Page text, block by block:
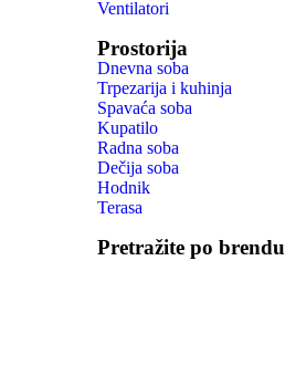
Ventilatori
Prostorija
Dnevna soba
Trpezarija i kuhinja
Spavaća soba
Kupatilo
Radna soba
Dečija soba
Hodnik
Terasa
Pretražite po brendu